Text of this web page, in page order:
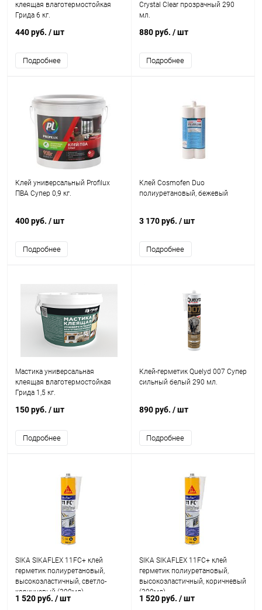
клеящая влаготермостойкая
Грида 6 кг.
440 руб. / шт
Подробнее
Crystal Clear прозрачный 290
мл.
880 руб. / шт
Подробнее
Клей универсальный Profilux
ПВА Супер 0,9 кг.
400 руб. / шт
Подробнее
Клей Cosmofen Duo
полиуретановый, бежевый
3 170 руб. / шт
Подробнее
Мастика универсальная
клеящая влаготермостойкая
Грида 1,5 кг.
150 руб. / шт
Подробнее
Клей-герметик Quelyd 007 Супер
сильный белый 290 мл.
890 руб. / шт
Подробнее
SIKA SIKAFLEX 11FC+ клей
герметик полиуретановый,
высокоэластичный, светло-
коричневый (300мл)
1 520 руб. / шт
SIKA SIKAFLEX 11FC+ клей
герметик полиуретановый,
высокоэластичный, коричневый
(300мл)
1 520 руб. / шт